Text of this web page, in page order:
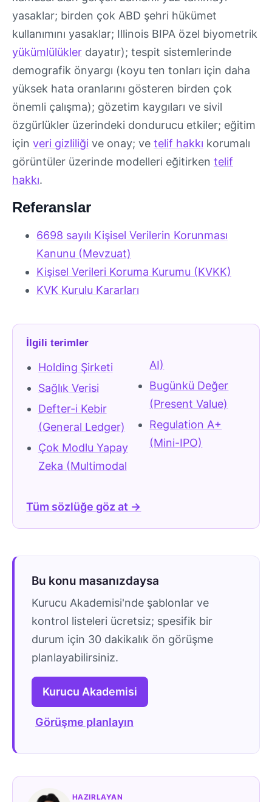
yasaklar; birden çok ABD şehri hükümet
kullanımını yasaklar; Illinois BIPA özel biyometrik
yükümlülükler dayatır); tespit sistemlerinde
demografik önyargı (koyu ten tonları için daha
yüksek hata oranlarını gösteren birden çok
önemli çalışma); gözetim kaygıları ve sivil
özgürlükler üzerindeki dondurucu etkiler; eğitim
için veri gizliliği ve onay; ve telif hakkı korumalı
görüntüler üzerinde modelleri eğitirken telif
hakkı.
Referanslar
6698 sayılı Kişisel Verilerin Korunması
Kanunu (Mevzuat)
Kişisel Verileri Koruma Kurumu (KVKK)
KVK Kurulu Kararları
İlgili terimler
Holding Şirketi
Sağlık Verisi
Defter-i Kebir
(General Ledger)
Çok Modlu Yapay
Zeka (Multimodal
AI)
Bugünkü Değer
(Present Value)
Regulation A+
(Mini-IPO)
Tüm sözlüğe göz at →
Bu konu masanızdaysa
Kurucu Akademisi'nde şablonlar ve
kontrol listeleri ücretsiz; spesifik bir
durum için 30 dakikalık ön görüşme
planlayabilirsiniz.
Kurucu Akademisi
Görüşme planlayın
HAZIRLAYAN